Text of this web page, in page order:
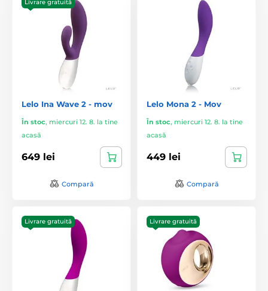
Livrare gratuită
Lelo Ina Wave 2 - mov
În stoc, miercuri 12. 8. la tine
acasă
649 lei
Compară
Lelo Mona 2 - Mov
În stoc, miercuri 12. 8. la tine
acasă
449 lei
Compară
Livrare gratuită Livrare gratuită